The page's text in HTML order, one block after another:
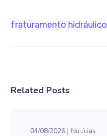
fraturamento hidráulico
Related Posts
04/08/2026 Notícias